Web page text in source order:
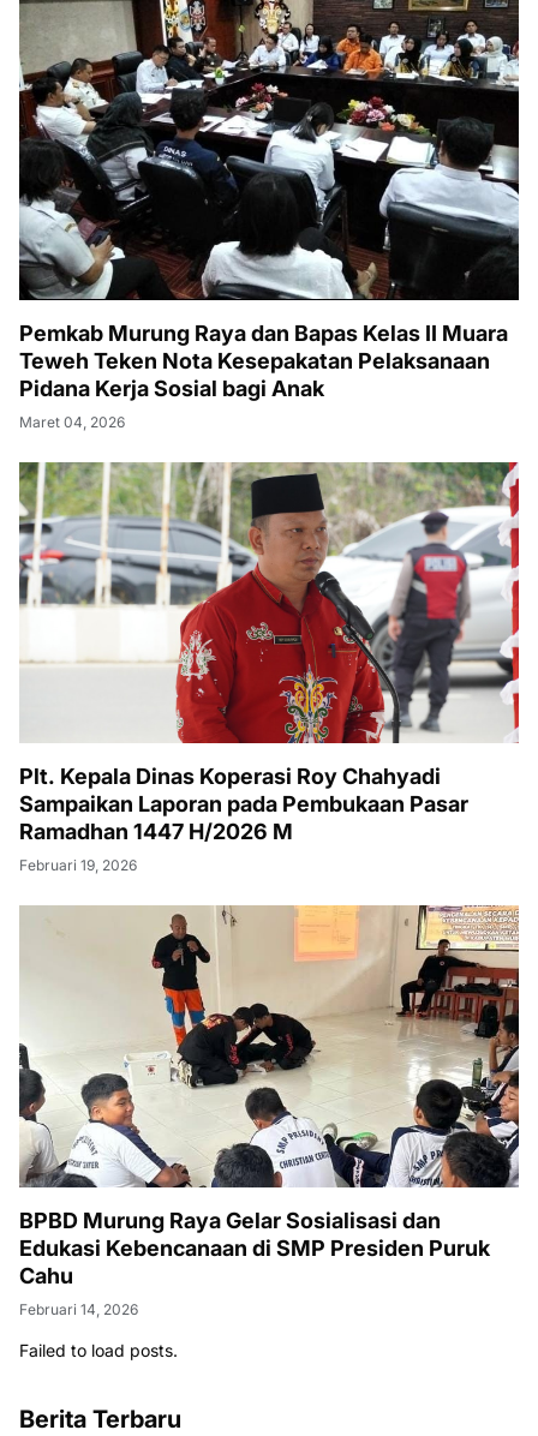
Pemkab Murung Raya dan Bapas Kelas II Muara
Teweh Teken Nota Kesepakatan Pelaksanaan
Pidana Kerja Sosial bagi Anak
Maret 04, 2026
Plt. Kepala Dinas Koperasi Roy Chahyadi
Sampaikan Laporan pada Pembukaan Pasar
Ramadhan 1447 H/2026 M
Februari 19, 2026
BPBD Murung Raya Gelar Sosialisasi dan
Edukasi Kebencanaan di SMP Presiden Puruk
Cahu
Februari 14, 2026
Failed to load posts.
Berita Terbaru